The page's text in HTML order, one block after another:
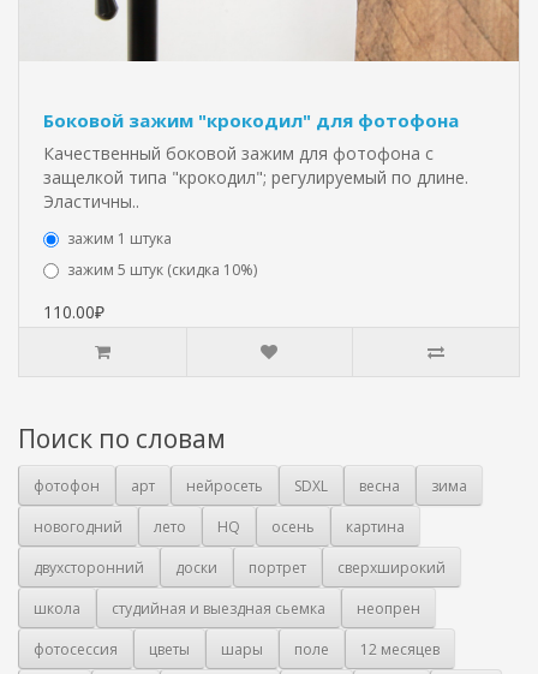
Боковой зажим "крокодил" для фотофона
Качественный боковой зажим для фотофона с
защелкой типа "крокодил"; регулируемый по длине.
Эластичны..
зажим 1 штука
зажим 5 штук (скидка 10%)
110.00₽
Поиск по словам
фотофон арт нейросеть SDXL весна
зима
новогодний
лето HQ осень
картина
двухсторонний
доски портрет
сверхширокий
школа
студийная и выездная сьемка
неопрен
фотосессия
цветы шары поле
12 месяцев